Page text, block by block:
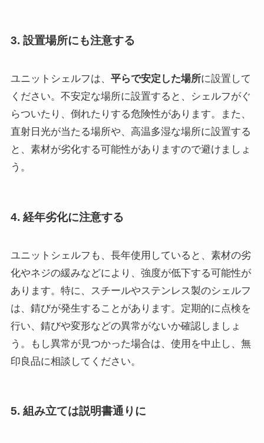
3. 設置場所にも注意する
ユニットシェルフは、 平らで安定した場所に設置して
ください。不安定な場所に設置すると、シェルフがぐ
らついたり、倒れたりする危険性があります。また、
直射日光が当たる場所や、高温多湿な場所に設置する
と、素材が劣化する可能性がありますので避けましょ
う。
4. 経年劣化に注意する
ユニットシェルフも、長年使用していると、素材の劣
化やネジの緩みなどにより、強度が低下する可能性が
あります。特に、スチールやステンレス製のシェルフ
は、錆びが発生することがあります。定期的に点検を
行い、錆びや変形などの異常がないか確認しましょ
う。もし異常が見つかった場合は、使用を中止し、無
印良品に相談してください。
5. 組み立ては説明書通りに